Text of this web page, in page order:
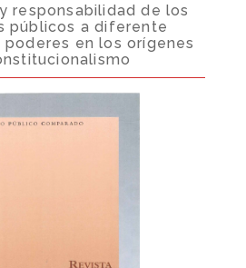
responsabilidad de los
públicos a diferente
en los orígenes